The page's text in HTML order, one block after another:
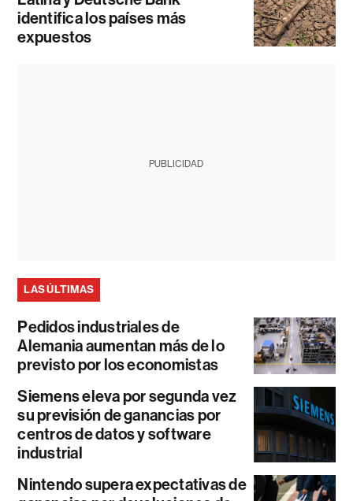
identifica los países más
expuestos
PUBLICIDAD
LAS ÚLTIMAS
Pedidos industriales de
Alemania aumentan más de lo
previsto por los economistas
Siemens eleva por segunda vez
su previsión de ganancias por
centros de datos y software
industrial
Nintendo supera expectativas de